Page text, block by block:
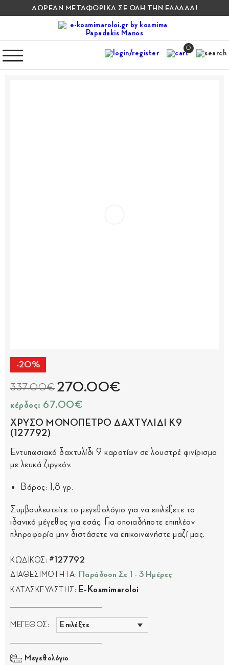
ΔΩΡΕΑΝ ΜΕΤΑΦΟΡΙΚΑ ΣΕ ΟΛΗ ΤΗΝ ΕΛΛΑΔΑ!
0
-20%
337.00€270.00€
κέρδος: 67.00€
ΧΡΥΣΟ ΜΟΝΟΠΕΤΡΟ ΔΑΧΤΥΛΙΔΙ Κ9
(127792)
Εντυπωσιακό δαχτυλίδι 9 καρατίων σε λουστρέ φινίρισμα
με λευκά ζιργκόν.
Βάρος: 1,8 γρ.
Συμβουλευτείτε το μεγεθολόγιο για να επιλέξετε το
ιδανικό μέγεθος για εσάς. Για οποιαδήποτε επιπλέον
πληροφορία μην διστάσετε να επικοινωνήστε μαζί μας.
ΚΩΔΙΚΟΣ: #127792
ΔΙΑΘΕΣΙΜΟΤΗΤΑ: Παράδοση Σε 1 - 3 Ημέρες
ΚΑΤΑΣΚΕΥΑΣΤΗΣ: E-Kosmimaroloi
ΜΕΓΕΘΟΣ:
Μεγεθολόγιο